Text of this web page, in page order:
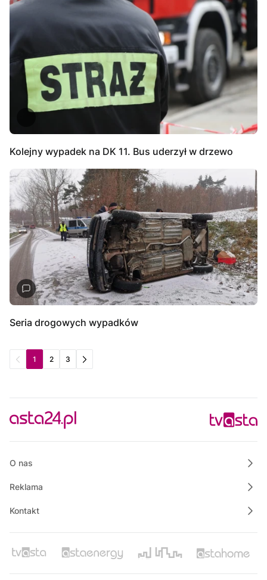
Kolejny wypadek na DK 11. Bus uderzył w drzewo
Seria drogowych wypadków
1 2 3
O nas
Reklama
Kontakt